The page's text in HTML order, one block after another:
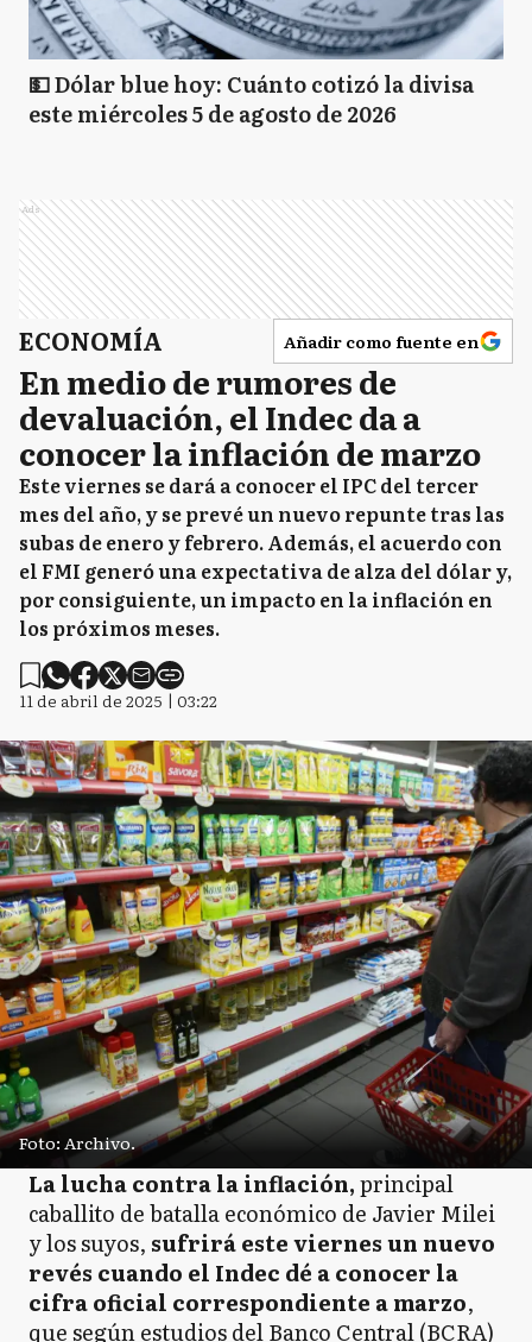
💵 Dólar blue hoy: Cuánto cotizó la divisa
este miércoles 5 de agosto de 2026
Ads
ECONOMÍA Añadir como fuente en
En medio de rumores de
devaluación, el Indec da a
conocer la inflación de marzo
Este viernes se dará a conocer el IPC del tercer
mes del año, y se prevé un nuevo repunte tras las
subas de enero y febrero. Además, el acuerdo con
el FMI generó una expectativa de alza del dólar y,
por consiguiente, un impacto en la inflación en
los próximos meses.
11 de abril de 2025 | 03:22
Foto: Archivo.
La lucha contra la inflación,principal
caballito de batalla económico de Javier Milei
y los suyos, sufrirá este viernes un nuevo
revés cuando el Indec dé a conocer la
cifra oficial correspondiente a marzo,
que según estudios del Banco Central (BCRA)